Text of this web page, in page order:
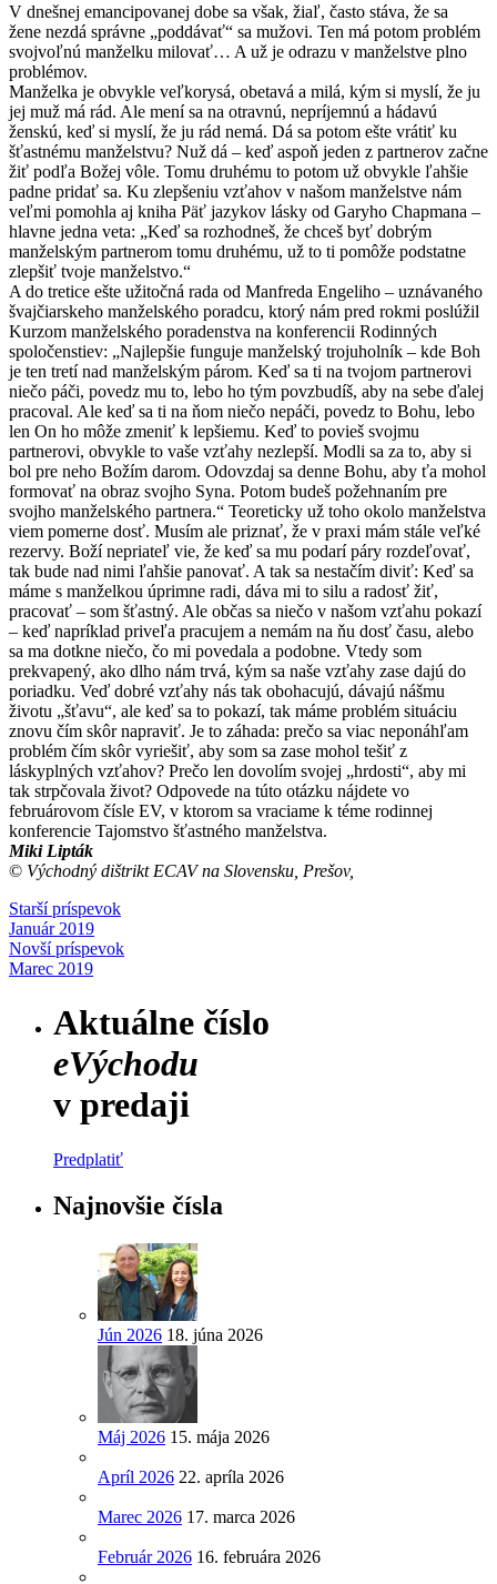
V dnešnej emancipovanej dobe sa však, žiaľ, často stáva, že sa
žene nezdá správne „poddávať“ sa mužovi. Ten má potom problém
svojvoľnú manželku milovať… A už je odrazu v manželstve plno
problémov.
Manželka je obvykle veľkorysá, obetavá a milá, kým si myslí, že ju
jej muž má rád. Ale mení sa na otravnú, nepríjemnú a hádavú
ženskú, keď si myslí, že ju rád nemá. Dá sa potom ešte vrátiť ku
šťastnému manželstvu? Nuž dá – keď aspoň jeden z partnerov začne
žiť podľa Božej vôle. Tomu druhému to potom už obvykle ľahšie
padne pridať sa. Ku zlepšeniu vzťahov v našom manželstve nám
veľmi pomohla aj kniha Päť jazykov lásky od Garyho Chapmana –
hlavne jedna veta: „Keď sa rozhodneš, že chceš byť dobrým
manželským partnerom tomu druhému, už to ti pomôže podstatne
zlepšiť tvoje manželstvo.“
A do tretice ešte užitočná rada od Manfreda Engeliho – uznávaného
švajčiarskeho manželského poradcu, ktorý nám pred rokmi poslúžil
Kurzom manželského poradenstva na konferencii Rodinných
spoločenstiev: „Najlepšie funguje manželský trojuholník – kde Boh
je ten tretí nad manželským párom. Keď sa ti na tvojom partnerovi
niečo páči, povedz mu to, lebo ho tým povzbudíš, aby na sebe ďalej
pracoval. Ale keď sa ti na ňom niečo nepáči, povedz to Bohu, lebo
len On ho môže zmeniť k lepšiemu. Keď to povieš svojmu
partnerovi, obvykle to vaše vzťahy nezlepší. Modli sa za to, aby si
bol pre neho Božím darom. Odovzdaj sa denne Bohu, aby ťa mohol
formovať na obraz svojho Syna. Potom budeš požehnaním pre
svojho manželského partnera.“ Teoreticky už toho okolo manželstva
viem pomerne dosť. Musím ale priznať, že v praxi mám stále veľké
rezervy. Boží nepriateľ vie, že keď sa mu podarí páry rozdeľovať,
tak bude nad nimi ľahšie panovať. A tak sa nestačím diviť: Keď sa
máme s manželkou úprimne radi, dáva mi to silu a radosť žiť,
pracovať – som šťastný. Ale občas sa niečo v našom vzťahu pokazí
– keď napríklad priveľa pracujem a nemám na ňu dosť času, alebo
sa ma dotkne niečo, čo mi povedala a podobne. Vtedy som
prekvapený, ako dlho nám trvá, kým sa naše vzťahy zase dajú do
poriadku. Veď dobré vzťahy nás tak obohacujú, dávajú nášmu
životu „šťavu“, ale keď sa to pokazí, tak máme problém situáciu
znovu čím skôr napraviť. Je to záhada: prečo sa viac neponáhľam
problém čím skôr vyriešiť, aby som sa zase mohol tešiť z
láskyplných vzťahov? Prečo len dovolím svojej „hrdosti“, aby mi
tak strpčovala život? Odpovede na túto otázku nájdete vo
februárovom čísle EV, v ktorom sa vraciame k téme rodinnej
konferencie Tajomstvo šťastného manželstva.
Miki Lipták
© Východný dištrikt ECAV na Slovensku, Prešov,
Starší príspevok
Január 2019
Novší príspevok
Marec 2019
Aktuálne číslo
eVýchodu
v predaji
Predplatiť
Najnovšie čísla
Jún 2026 18. júna 2026
Máj 2026 15. mája 2026
Apríl 2026 22. apríla 2026
Marec 2026 17. marca 2026
Február 2026 16. februára 2026